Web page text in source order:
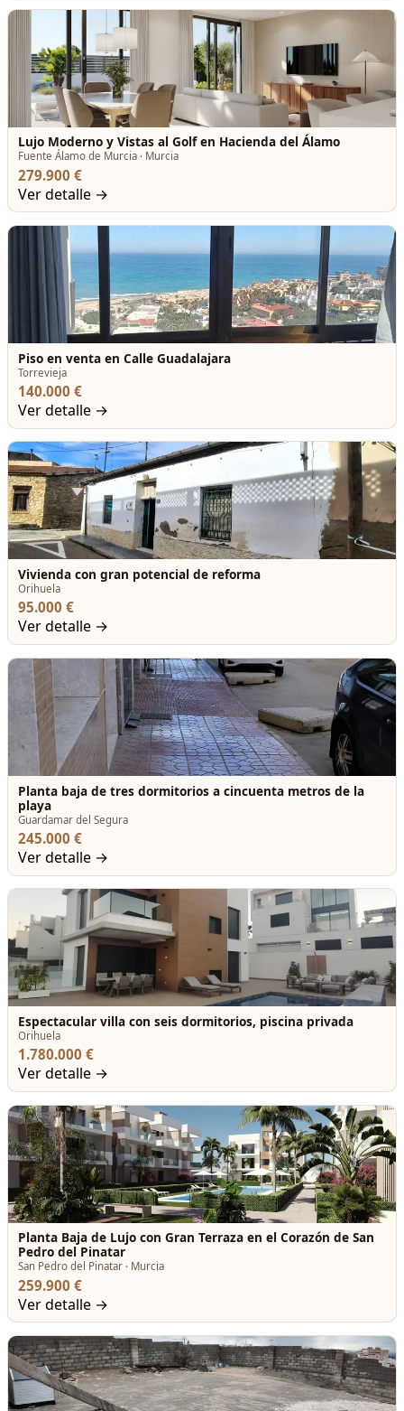
Lujo Moderno y Vistas al Golf en Hacienda del Álamo
Fuente Álamo de Murcia · Murcia
279.900 €
Ver detalle →
Piso en venta en Calle Guadalajara
Torrevieja
140.000 €
Ver detalle →
Vivienda con gran potencial de reforma
Orihuela
95.000 €
Ver detalle →
Planta baja de tres dormitorios a cincuenta metros de la
playa
Guardamar del Segura
245.000 €
Ver detalle →
Espectacular villa con seis dormitorios, piscina privada
Orihuela
1.780.000 €
Ver detalle →
Planta Baja de Lujo con Gran Terraza en el Corazón de San
Pedro del Pinatar
San Pedro del Pinatar · Murcia
259.900 €
Ver detalle →